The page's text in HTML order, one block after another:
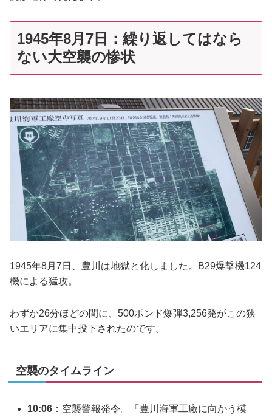
1945年8月7日：繰り返してはなら
ない大空襲の惨状
1945年8月7日、豊川は地獄と化しました。B29爆撃機124
機による猛攻。
わずか26分ほどの間に、500ポンド爆弾3,256発がこの狭
いエリアに集中投下されたのです。
空襲のタイムライン
10:06 ：空襲警報発令。「豊川海軍工廠に向かう模